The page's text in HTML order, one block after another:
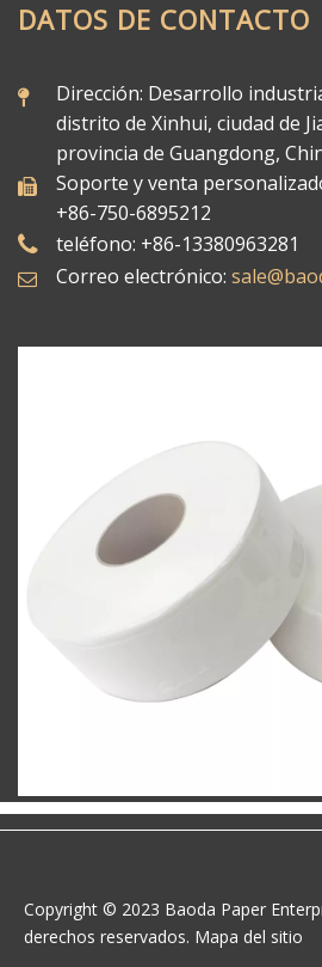
DATOS DE CONTACTO
Dirección: Desarrollo
distrito de Xinhui, ciudad de
provincia de Guangdong,
Soporte y venta
+86-750-6895212
teléfono: +86-13380963281
Correo electrónico:
Copyright © 2023 Baoda Paper
derechos reservados. Mapa del sitio